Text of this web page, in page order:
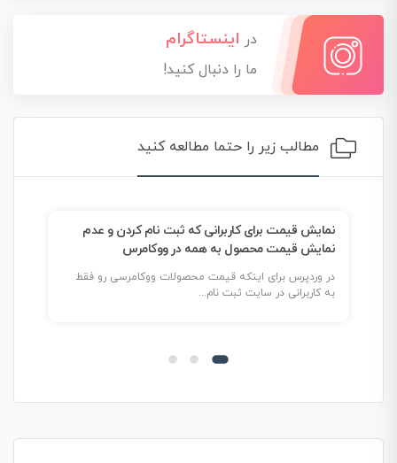
در اینستاگرام
ما را دنبال کنید!
مطالب زیر را حتما مطالعه کنید
نمایش قیمت برای کاربرانی که ثبت نام کردن و عدم
نمایش قیمت محصول به همه در ووکامرس
در وردپرس برای اینکه قیمت محصولات ووکامرسی رو فقط
به کاربرانی در سایت ثبت نام...